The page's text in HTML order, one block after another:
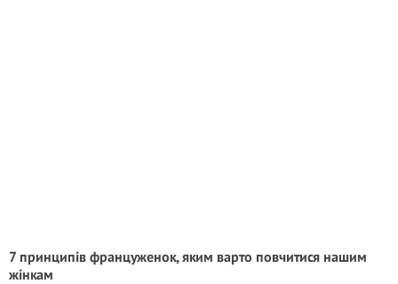
7 принципів француженок, яким варто повчитися нашим
жінкам